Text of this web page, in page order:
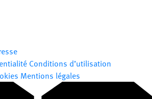
Conditions d’utilisation
Mentions légales